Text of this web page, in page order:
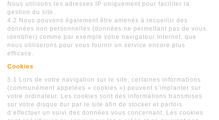
Nous utilisons les adresses IP uniquement pour faciliter la
gestion du site.
4.2 Nous pouvons également être amenés à recueillir des
données non personnelles (données ne permettant pas de vous
identifier) comme par exemple votre navigateur Internet, que
nous utiliserons pour vous fournir un service encore plus
efficace.
Cookies
5.1 Lors de votre navigation sur le site, certaines informations
(communément appelées « cookies ») peuvent s’implanter sur
votre ordinateur. Les cookies sont des informations transmises
sur votre disque dur par le site afin de stocker et parfois
d’effectuer un suivi des données vous concernant. Les cookies